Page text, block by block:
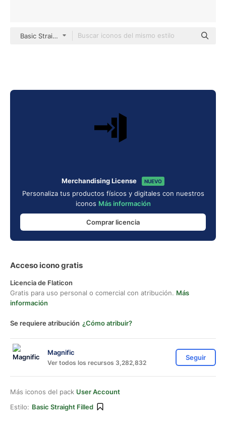
Basic Straight Filled
Merchandising License NUEVO
Personaliza tus productos físicos y digitales con nuestros
iconos Más información
Comprar licencia
Acceso icono gratis
Licencia de Flaticon
Gratis para uso personal o comercial con atribución. Más
información
Se requiere atribución ¿Cómo atribuir?
Magnific
Ver todos los recursos 3,282,832
Seguir
Más iconos del pack User Account
Estilo: Basic Straight Filled